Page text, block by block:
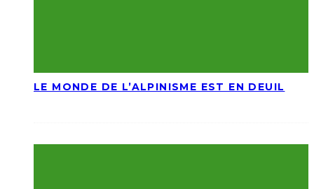
LE MONDE DE L’ALPINISME EST EN DEUIL